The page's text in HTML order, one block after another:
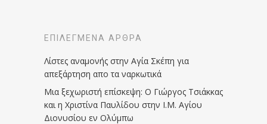
ΕΠΙΛΕΓΜΈΝΑ ΆΡΘΡΑ
Λίστες αναμονής στην Αγία Σκέπη για
απεξάρτηση απο τα ναρκωτικά
Μια ξεχωριστή επίσκεψη: Ο Γιώργος Τσιάκκας
και η Χριστίνα Παυλίδου στην Ι.Μ. Αγίου
Διονυσίου εν Ολύμπω